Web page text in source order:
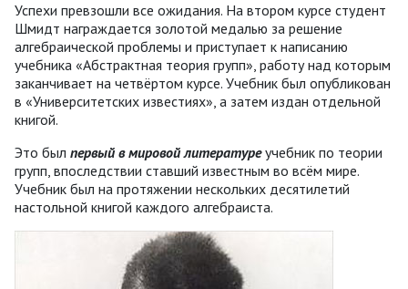
Успехи превзошли все ожидания. На втором курсе студент
Шмидт награждается золотой медалью за решение
алгебраической проблемы и приступает к написанию
учебника «Абстрактная теория групп», работу над которым
заканчивает на четвёртом курсе. Учебник был опубликован
в «Университетских известиях», а затем издан отдельной
книгой.
Это был первый в мировой литературеучебник по теории
групп, впоследствии ставший известным во всём мире.
Учебник был на протяжении нескольких десятилетий
настольной книгой каждого алгебраиста.